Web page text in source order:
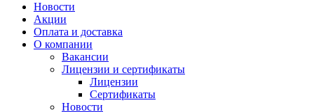
Новости
Акции
Оплата и доставка
О компании
Вакансии
Лицензии и сертификаты
Лицензии
Сертификаты
Новости